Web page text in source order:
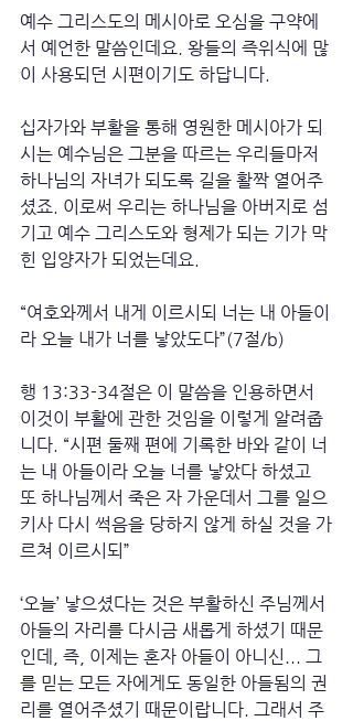
예수 그리스도의 메시아로 오심을 구약에
서 예언한 말씀인데요. 왕들의 즉위식에 많
이 사용되던 시편이기도 하답니다.
십자가와 부활을 통해 영원한 메시아가 되
시는 예수님은 그분을 따르는 우리들마저
하나님의 자녀가 되도록 길을 활짝 열어주
셨죠. 이로써 우리는 하나님을 아버지로 섬
기고 예수 그리스도와 형제가 되는 기가 막
힌 입양자가 되었는데요.
“여호와께서 내게 이르시되 너는 내 아들이
라 오늘 내가 너를 낳았도다”(7절/b)
행 13:33-34절은 이 말씀을 인용하면서
이것이 부활에 관한 것임을 이렇게 알려줍
니다. “시편 둘째 편에 기록한 바와 같이 너
는 내 아들이라 오늘 너를 낳았다 하셨고
또 하나님께서 죽은 자 가운데서 그를 일으
키사 다시 썩음을 당하지 않게 하실 것을 가
르쳐 이르시되”
‘오늘’ 낳으셨다는 것은 부활하신 주님께서
아들의 자리를 다시금 새롭게 하셨기 때문
인데, 즉, 이제는 혼자 아들이 아니신... 그
를 믿는 모든 자에게도 동일한 아들됨의 권
리를 열어주셨기 때문이랍니다. 그래서 주